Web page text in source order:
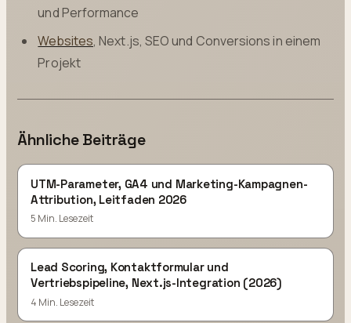
und Performance
Websites, Next.js, SEO und Conversions in einem
Projekt
Ähnliche Beiträge
UTM-Parameter, GA4 und Marketing-Kampagnen-
Attribution, Leitfaden 2026
5 Min. Lesezeit
Lead Scoring, Kontaktformular und
Vertriebspipeline, Next.js-Integration (2026)
4 Min. Lesezeit